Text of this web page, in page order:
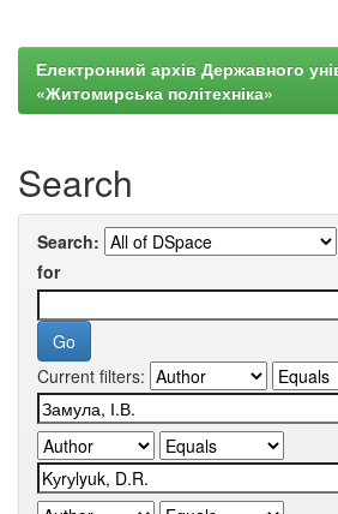
Електронний архів Державного
«Житомирська політехніка»
Search
Search:
for
Current filters: